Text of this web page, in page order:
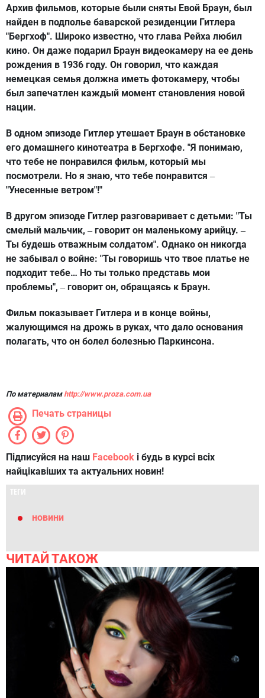
Архив фильмов, которые были сняты Евой Браун, был
найден в подполье баварской резиденции Гитлера
"Бергхоф". Широко известно, что глава Рейха любил
кино. Он даже подарил Браун видеокамеру на ее день
рождения в 1936 году. Он говорил, что каждая
немецкая семья должна иметь фотокамеру, чтобы
был запечатлен каждый момент становления новой
нации.
В одном эпизоде Гитлер утешает Браун в обстановке
его домашнего кинотеатра в Бергхофе. "Я понимаю,
что тебе не понравился фильм, который мы
посмотрели. Но я знаю, что тебе понравится –
"Унесенные ветром"!"
В другом эпизоде Гитлер разговаривает с детьми: "Ты
смелый мальчик, – говорит он маленькому арийцу. –
Ты будешь отважным солдатом". Однако он никогда
не забывал о войне: "Ты говоришь что твое платье не
подходит тебе… Но ты только представь мои
проблемы", – говорит он, обращаясь к Браун.
Фильм показывает Гитлера и в конце войны,
жалующимся на дрожь в руках, что дало основания
полагать, что он болел болезнью Паркинсона.
По материаламhttp://www.proza.com.ua
Печать страницы
Підписуйся на наш Facebook і будь в курсі всіх
найцікавіших та актуальних новин!
ТЕГИ
новини
ЧИТАЙ ТАКОЖ